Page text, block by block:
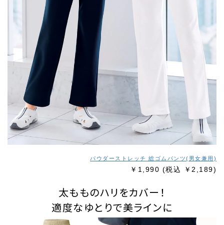
パウダーストレッチ 総ゴムパンツ(男女兼用)
￥1,990 (税込 ￥2,189)
太もものハリをカバー！
適度なゆとりで美ラインに